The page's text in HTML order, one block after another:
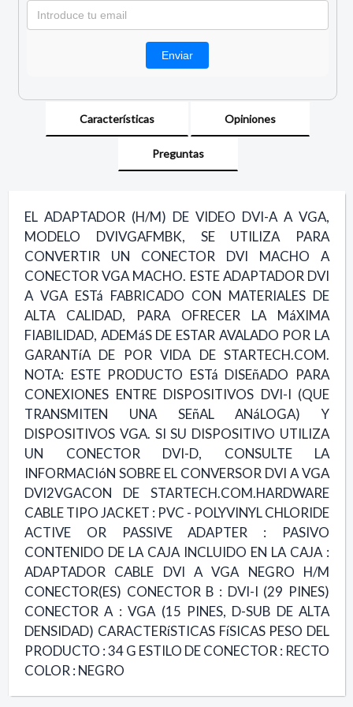
Características Opiniones
Preguntas
EL ADAPTADOR (H/M) DE VIDEO DVI-A A VGA,
MODELO DVIVGAFMBK, SE UTILIZA PARA
CONVERTIR UN CONECTOR DVI MACHO A
CONECTOR VGA MACHO. ESTE ADAPTADOR DVI
A VGA ESTá FABRICADO CON MATERIALES DE
ALTA CALIDAD, PARA OFRECER LA MáXIMA
FIABILIDAD, ADEMáS DE ESTAR AVALADO POR LA
GARANTíA DE POR VIDA DE STARTECH.COM.
NOTA: ESTE PRODUCTO ESTá DISEñADO PARA
CONEXIONES ENTRE DISPOSITIVOS DVI-I (QUE
TRANSMITEN UNA SEñAL ANáLOGA) Y
DISPOSITIVOS VGA. SI SU DISPOSITIVO UTILIZA
UN CONECTOR DVI-D, CONSULTE LA
INFORMACIóN SOBRE EL CONVERSOR DVI A VGA
DVI2VGACON DE STARTECH.COM.HARDWARE
CABLE TIPO JACKET : PVC - POLYVINYL CHLORIDE
ACTIVE OR PASSIVE ADAPTER : PASIVO
CONTENIDO DE LA CAJA INCLUIDO EN LA CAJA :
ADAPTADOR CABLE DVI A VGA NEGRO H/M
CONECTOR(ES) CONECTOR B : DVI-I (29 PINES)
CONECTOR A : VGA (15 PINES, D-SUB DE ALTA
DENSIDAD) CARACTERíSTICAS FíSICAS PESO DEL
PRODUCTO : 34 G ESTILO DE CONECTOR : RECTO
COLOR : NEGRO